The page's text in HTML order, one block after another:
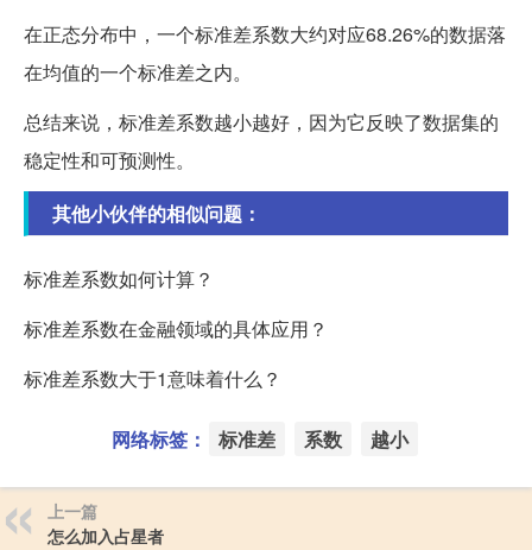
在正态分布中，一个标准差系数大约对应68.26%的数据落
在均值的一个标准差之内。
总结来说，标准差系数越小越好，因为它反映了数据集的
稳定性和可预测性。
其他小伙伴的相似问题：
标准差系数如何计算？
标准差系数在金融领域的具体应用？
标准差系数大于1意味着什么？
网络标签： 标准差 系数 越小
上一篇
怎么加入占星者